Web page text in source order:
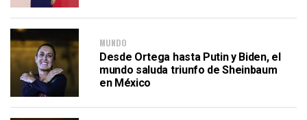
MUNDO
Desde Ortega hasta Putin y Biden, el
mundo saluda triunfo de Sheinbaum
en México